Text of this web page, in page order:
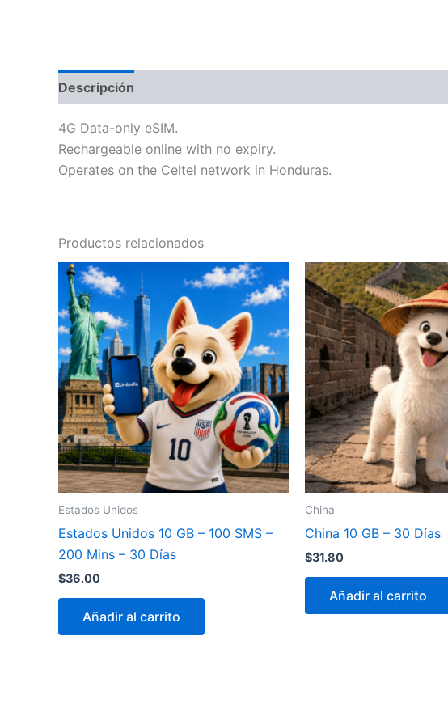
Descripción
4G Data-only eSIM.
Rechargeable online with no expiry.
Operates on the Celtel network in Honduras.
Productos relacionados
Estados Unidos
Estados Unidos 10 GB – 100 SMS –
200 Mins – 30 Días
$36.00
Añadir al carrito
China
China 10 GB – 30 Días
$31.80
Añadir al carrito